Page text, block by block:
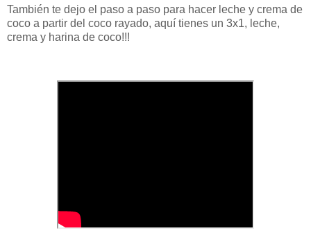
También te dejo el paso a paso para hacer leche y crema de
coco a partir del coco rayado, aquí tienes un 3x1, leche,
crema y harina de coco!!!